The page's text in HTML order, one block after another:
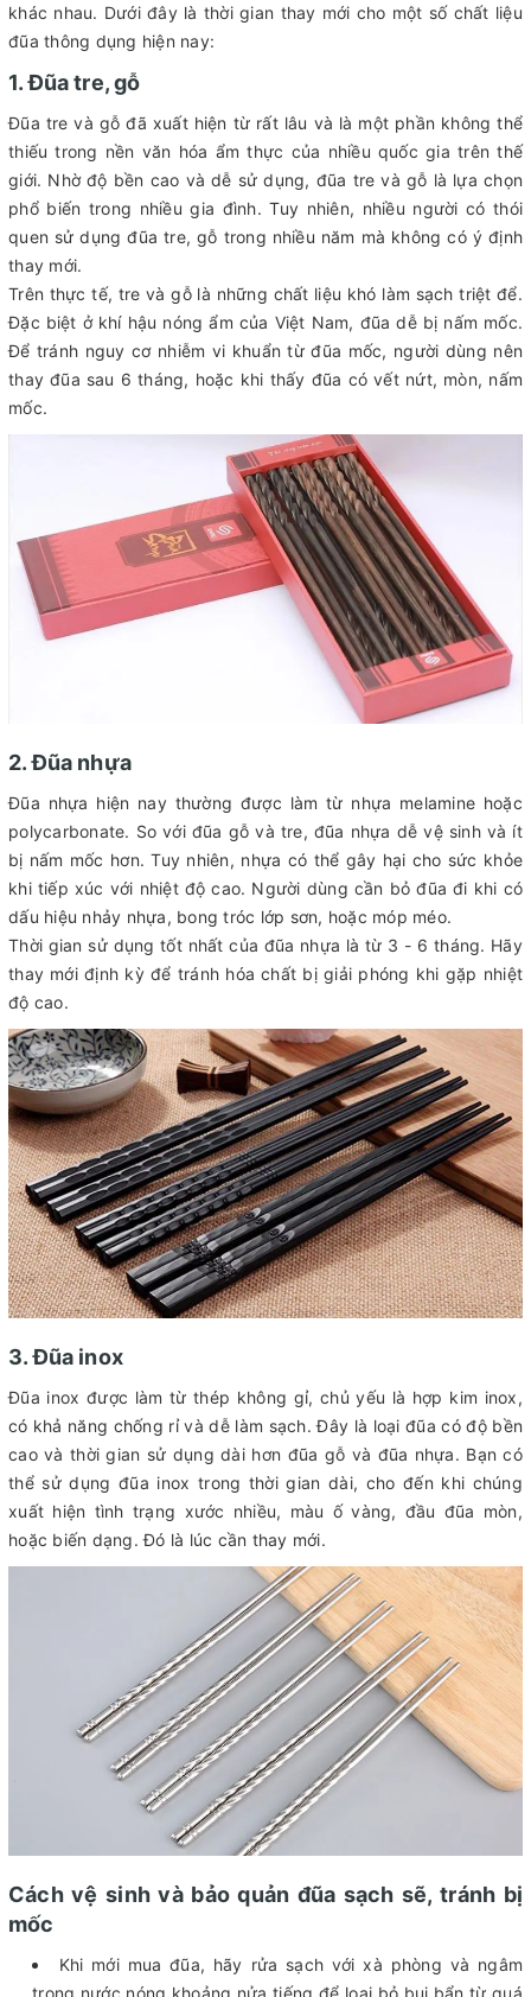
khác nhau. Dưới đây là thời gian thay mới cho một số chất liệu
đũa thông dụng hiện nay:
1. Đũa tre, gỗ
Đũa tre và gỗ đã xuất hiện từ rất lâu và là một phần không thể
thiếu trong nền văn hóa ẩm thực của nhiều quốc gia trên thế
giới. Nhờ độ bền cao và dễ sử dụng, đũa tre và gỗ là lựa chọn
phổ biến trong nhiều gia đình. Tuy nhiên, nhiều người có thói
quen sử dụng đũa tre, gỗ trong nhiều năm mà không có ý định
thay mới.
Trên thực tế, tre và gỗ là những chất liệu khó làm sạch triệt để.
Đặc biệt ở khí hậu nóng ẩm của Việt Nam, đũa dễ bị nấm mốc.
Để tránh nguy cơ nhiễm vi khuẩn từ đũa mốc, người dùng nên
thay đũa sau 6 tháng, hoặc khi thấy đũa có vết nứt, mòn, nấm
mốc.
2. Đũa nhựa
Đũa nhựa hiện nay thường được làm từ nhựa melamine hoặc
polycarbonate. So với đũa gỗ và tre, đũa nhựa dễ vệ sinh và ít
bị nấm mốc hơn. Tuy nhiên, nhựa có thể gây hại cho sức khỏe
khi tiếp xúc với nhiệt độ cao. Người dùng cần bỏ đũa đi khi có
dấu hiệu nhảy nhựa, bong tróc lớp sơn, hoặc móp méo.
Thời gian sử dụng tốt nhất của đũa nhựa là từ 3 - 6 tháng. Hãy
thay mới định kỳ để tránh hóa chất bị giải phóng khi gặp nhiệt
độ cao.
3. Đũa inox
Đũa inox được làm từ thép không gỉ, chủ yếu là hợp kim inox,
có khả năng chống rỉ và dễ làm sạch. Đây là loại đũa có độ bền
cao và thời gian sử dụng dài hơn đũa gỗ và đũa nhựa. Bạn có
thể sử dụng đũa inox trong thời gian dài, cho đến khi chúng
xuất hiện tình trạng xước nhiều, màu ố vàng, đầu đũa mòn,
hoặc biến dạng. Đó là lúc cần thay mới.
Cách vệ sinh và bảo quản đũa sạch sẽ, tránh bị
mốc
Khi mới mua đũa, hãy rửa sạch với xà phòng và ngâm